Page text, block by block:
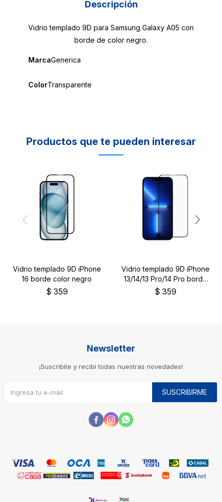
Descripción
Vidrio templado 9D para Samsung Galaxy A05 con
borde de color negro.
MarcaGenerica
ColorTransparente
Productos que te pueden interesar
Vidrio templado 9D iPhone
16 borde color negro
$ 359
Vidrio templado 9D iPhone
13/14/13 Pro/14 Pro borde
color negro
$ 359
Newsletter
¡Suscribite y recibí todas nuestras novedades!
SUSCRIBIRME
  